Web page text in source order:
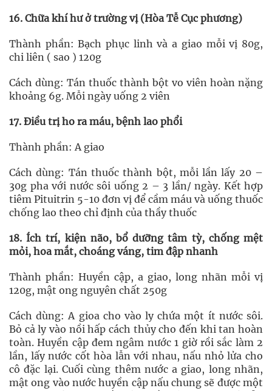
16. Chữa khí hư ở trường vị (Hòa Tễ Cục phương)
Thành phần: Bạch phục linh và a giao mỗi vị 80g,
chi liên ( sao ) 120g
Cách dùng: Tán thuốc thành bột vo viên hoàn nặng
khoảng 6g. Mỗi ngày uống 2 viên
17. Điều trị ho ra máu, bệnh lao phổi
Thành phần: A giao
Cách dùng: Tán thuốc thành bột, mỗi lần lấy 20 –
30g pha với nước sôi uống 2 – 3 lần/ ngày. Kết hợp
tiêm Pituitrin 5-10 đơn vị để cầm máu và uống thuốc
chống lao theo chỉ định của thầy thuốc
18. Ích trí, kiện não, bổ dưỡng tâm tỳ, chống mệt
mỏi, hoa mắt, choáng váng, tim đập nhanh
Thành phần: Huyền cập, a giao, long nhãn mỗi vị
120g, mật ong nguyên chất 250g
Cách dùng: A gioa cho vào ly chứa một ít nước sôi.
Bỏ cả ly vào nồi hấp cách thủy cho đến khi tan hoàn
toàn. Huyền cập đem ngâm nước 1 giờ rồi sắc làm 2
lần, lấy nước cốt hòa lẫn với nhau, nấu nhỏ lửa cho
cô đặc lại. Cuối cùng thêm nước a giao, long nhãn,
mật ong vào nước huyền cập nấu chung sẽ được một